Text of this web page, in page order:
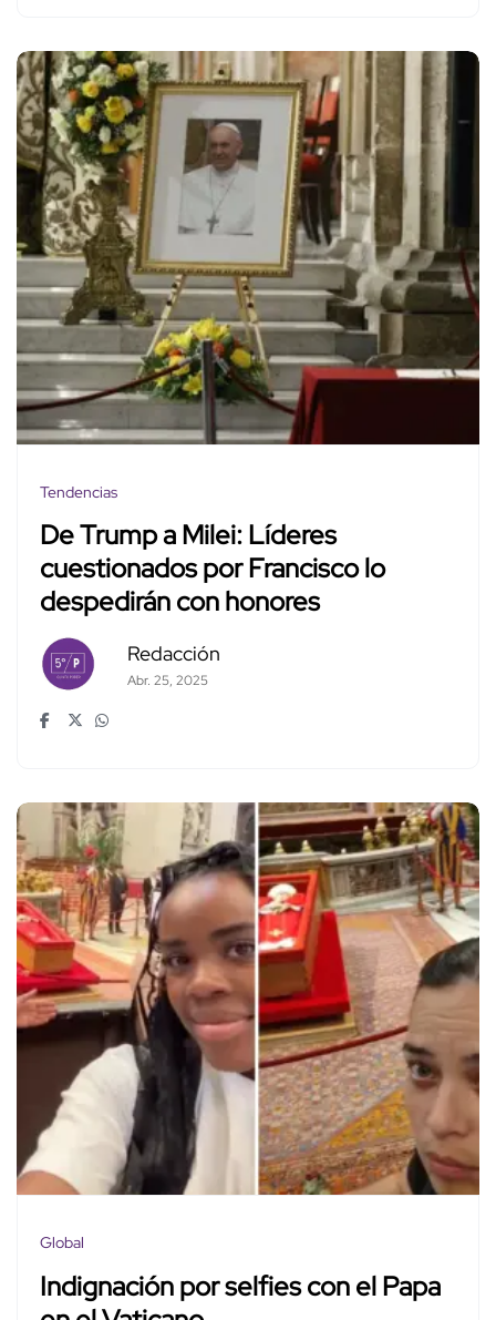
Tendencias
De Trump a Milei: Líderes
cuestionados por Francisco lo
despedirán con honores
Redacción
Abr. 25, 2025
Global
Indignación por selfies con el Papa